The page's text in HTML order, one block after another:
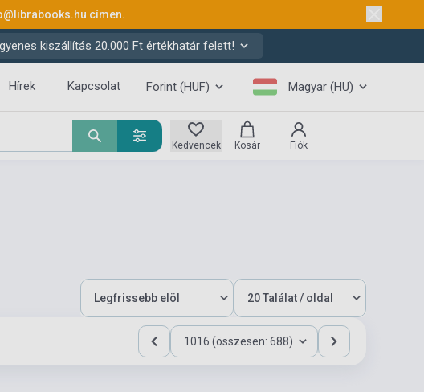
címen.
kiszállítás 20.000 Ft értékhatár felett!
Hírek Kapcsolat Forint (HUF) Magyar (HU)
Kedvencek Kosár Fiók
1016 (összesen: 688)